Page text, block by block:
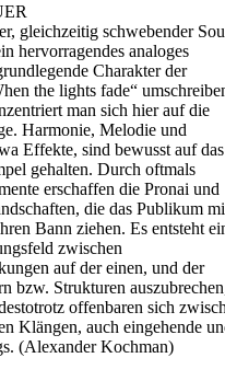
gleichzeitig schwebender
hervorragendes analoges
Charakter der
the lights fade“
man sich hier auf die
Harmonie, Melodie und
Effekte, sind bewusst auf das
gehalten. Durch oftmals
erschaffen die Pronai und
die das Publikum
Bann ziehen. Es entsteht
zwischen
auf der einen, und der
bzw. Strukturen
offenbaren sich
Klängen, auch eingehende
(Alexander Kochman)